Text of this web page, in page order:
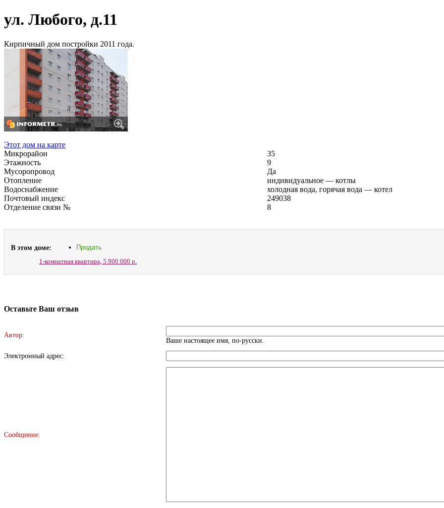
ул. Любого, д.11
Кирпичный дом постройки 2011 года.
Этот дом на карте
Микрорайон
35
Этажность
9
Мусоропровод
Да
Отопление
индивидуальное — котлы
Водоснабжение
холодная вода, горячая вода — котел
Почтовый индекс
249038
Отделение связи №
8
В этом доме: Продать
1-комнатная квартира, 5 900 000 р.
Оставьте Ваш отзыв
Автор:
Ваше настоящее имя, по-русски.
Электронный адрес:
Сообщение: